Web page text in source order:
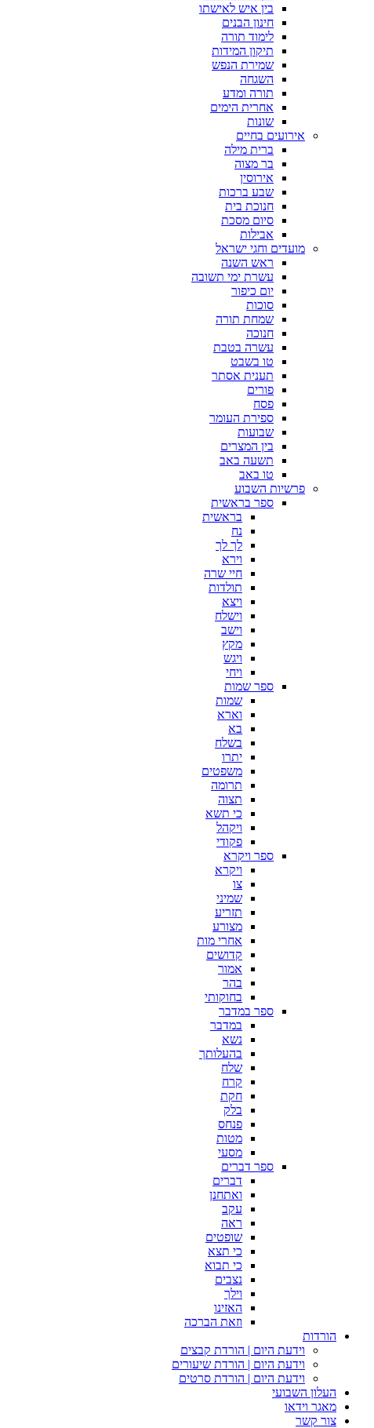
בין איש לאישתו
חינון הבנים
לימוד תורה
תיקון המידות
שמירת הנפש
השגחה
תורה ומדע
אחרית הימים
שונות
אירועים בחיים
ברית מילה
בר מצוה
אירוסין
שבע ברכות
חנוכת בית
סיום מסכת
אבילות
מועדים וחגי ישראל
ראש השנה
עשרת ימי תשובה
יום כיפור
סוכות
שמחת תורה
חנוכה
עשרה בטבת
טו בשבט
תענית אסתר
פורים
פסח
ספירת העומר
שבועות
בין המצרים
תשעה באב
טו באב
פרשיות השבוע
ספר בראשית
בראשית
נח
לך לך
וירא
חיי שרה
תולדות
ויצא
וישלח
וישב
מקץ
ויגש
ויחי
ספר שמות
שמות
וארא
בא
בשלח
יתרו
משפטים
תרומה
תצוה
כי תשא
ויקהל
פקודי
ספר ויקרא
ויקרא
צו
שמיני
תזריע
מצורע
אחרי מות
קדושים
אמור
בהר
בחוקותי
ספר במדבר
במדבר
נשא
בהעלותך
שלח
קרח
חקת
בלק
פנחס
מטות
מסעי
ספר דברים
דברים
ואתחנן
עקב
ראה
שופטים
כי תצא
כי תבוא
נצבים
וילך
האזינו
וזאת הברכה
הורדות
וידעת היום | הורדת קבצים
וידעת היום | הורדת שיעורים
וידעת היום | הורדת סרטים
העלון השבועי
מאגר וידאו
צור קשר